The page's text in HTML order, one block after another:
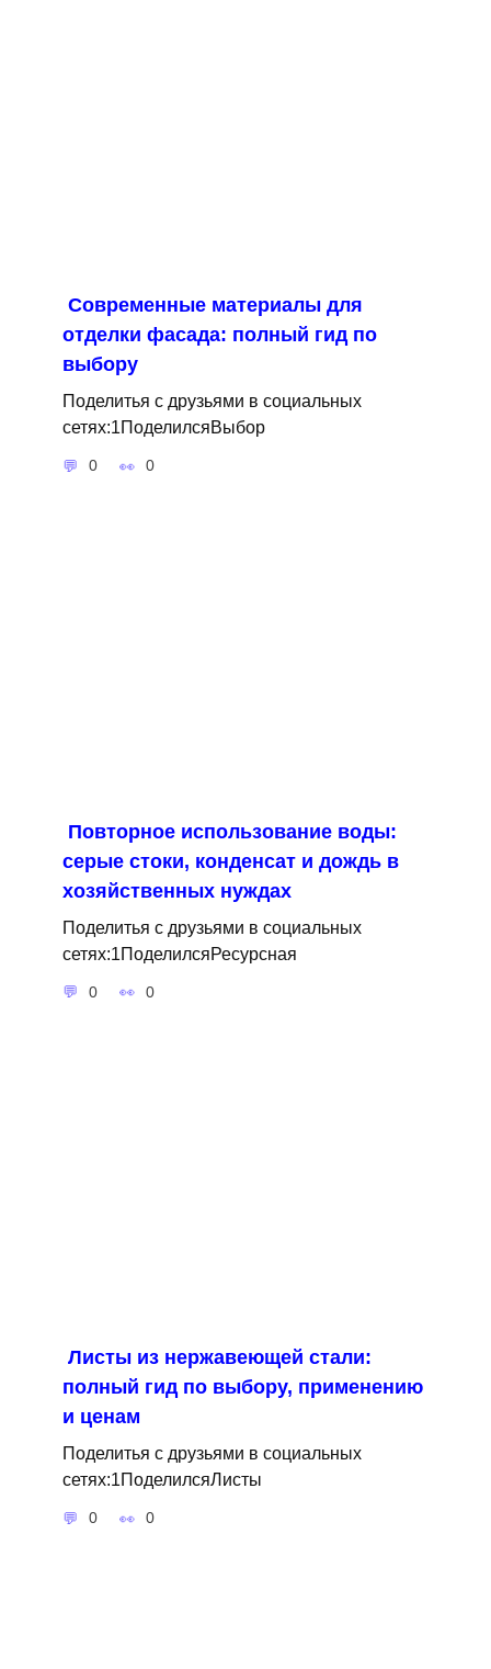
Современные материалы для
отделки фасада: полный гид по
выбору
Поделитья с друзьями в социальных
сетях:1ПоделилсяВыбор
0 0
Повторное использование воды:
серые стоки, конденсат и дождь в
хозяйственных нуждах
Поделитья с друзьями в социальных
сетях:1ПоделилсяРесурсная
0 0
Листы из нержавеющей стали:
полный гид по выбору, применению
и ценам
Поделитья с друзьями в социальных
сетях:1ПоделилсяЛисты
0 0